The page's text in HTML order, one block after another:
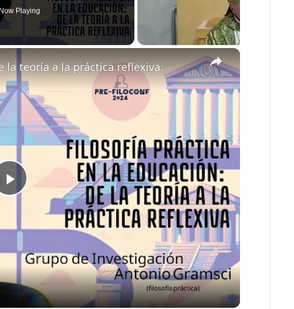
Playing
×
Play
Video
la teoría a la práctica reflexiva.